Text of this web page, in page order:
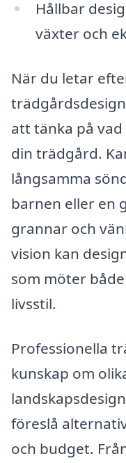
Hållbar
växter och
När du letar
att tänka på
din trädgård.
långsamma
barnen eller en
grannar och
vision kan
som möter
livsstil.
Professionella
kunskap om
föreslå
och budget.